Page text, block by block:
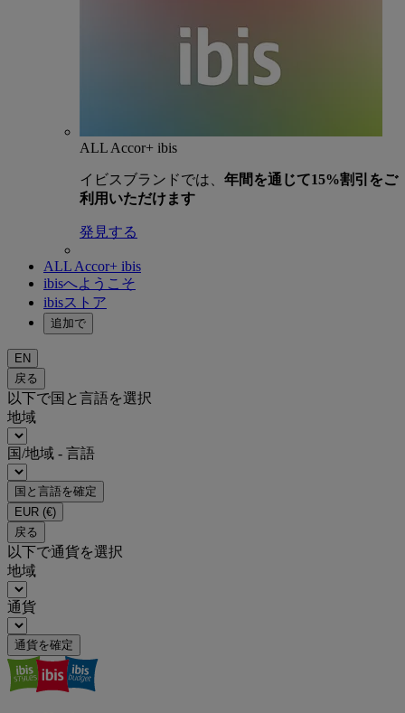
ALL Accor+ ibis
イビスブランドでは、 年間を通じて15%割引をご
利用いただけます
発見する
ALL Accor+ ibis
ibisへようこそ
ibisストア
追加で
EN
戻る
以下で国と言語を選択
地域
国/地域 - 言語
国と言語を確定
EUR (€)
戻る
以下で通貨を選択
地域
通貨
通貨を確定